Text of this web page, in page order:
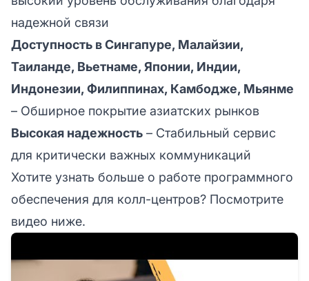
надежной связи
Доступность в Сингапуре, Малайзии,
Таиланде, Вьетнаме, Японии, Индии,
Индонезии, Филиппинах, Камбодже, Мьянме
– Обширное покрытие азиатских рынков
Высокая надежность – Стабильный сервис
для критически важных коммуникаций
Хотите узнать больше о работе программного
обеспечения для колл-центров? Посмотрите
видео ниже.